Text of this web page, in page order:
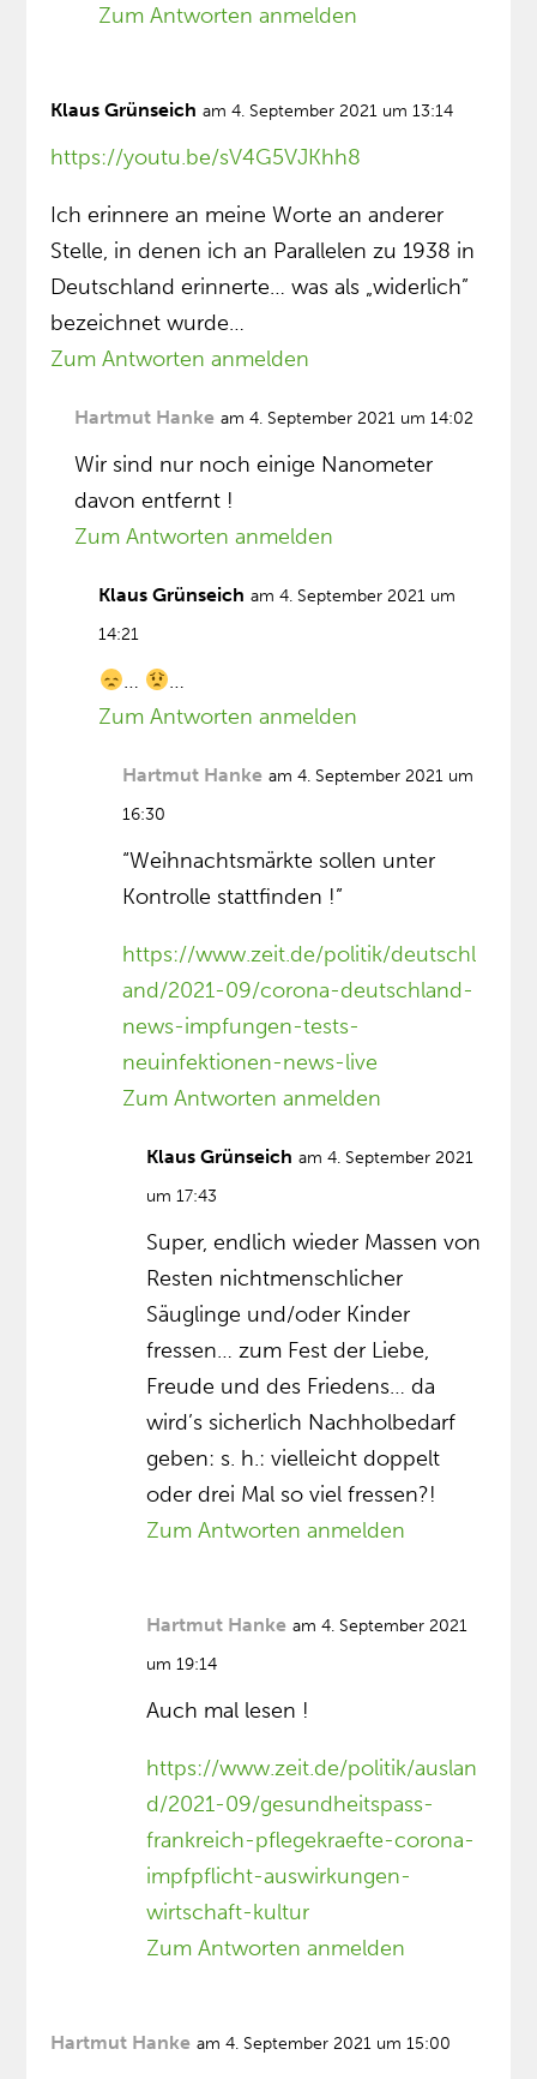
Zum Antworten anmelden
Klaus Grünseich am 4. September 2021 um 13:14
https://youtu.be/sV4G5VJKhh8
Ich erinnere an meine Worte an anderer
Stelle, in denen ich an Parallelen zu 1938 in
Deutschland erinnerte… was als „widerlich”
bezeichnet wurde…
Zum Antworten anmelden
Hartmut Hanke am 4. September 2021 um 14:02
Wir sind nur noch einige Nanometer
davon entfernt !
Zum Antworten anmelden
Klaus Grünseich am 4. September 2021 um
14:21
…
…
Zum Antworten anmelden
Hartmut Hanke am 4. September 2021 um
16:30
“Weihnachtsmärkte sollen unter
Kontrolle stattfinden !”
https://www.zeit.de/politik/deutschl
and/2021-09/corona-deutschland-
news-impfungen-tests-
neuinfektionen-news-live
Zum Antworten anmelden
Klaus Grünseich am 4. September 2021
um 17:43
Super, endlich wieder Massen von
Resten nichtmenschlicher
Säuglinge und/oder Kinder
fressen… zum Fest der Liebe,
Freude und des Friedens… da
wird’s sicherlich Nachholbedarf
geben: s. h.: vielleicht doppelt
oder drei Mal so viel fressen?!
Zum Antworten anmelden
Hartmut Hanke am 4. September 2021
um 19:14
Auch mal lesen !
https://www.zeit.de/politik/auslan
d/2021-09/gesundheitspass-
frankreich-pflegekraefte-corona-
impfpflicht-auswirkungen-
wirtschaft-kultur
Zum Antworten anmelden
Hartmut Hanke am 4. September 2021 um 15:00